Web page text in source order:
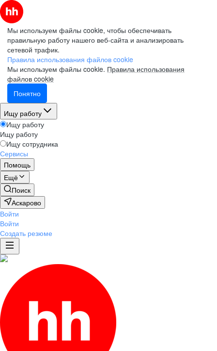
Мы используем файлы cookie, чтобы обеспечивать
правильную работу нашего веб-сайта и анализировать
сетевой трафик.
Правила использования файлов cookie
Мы используем файлы cookie. Правила использования
файлов cookie
Понятно
Ищу работу
Ищу работу
Ищу работу
Ищу сотрудника
Сервисы
Помощь
Ещё
Поиск
Аскарово
Войти
Войти
Создать резюме